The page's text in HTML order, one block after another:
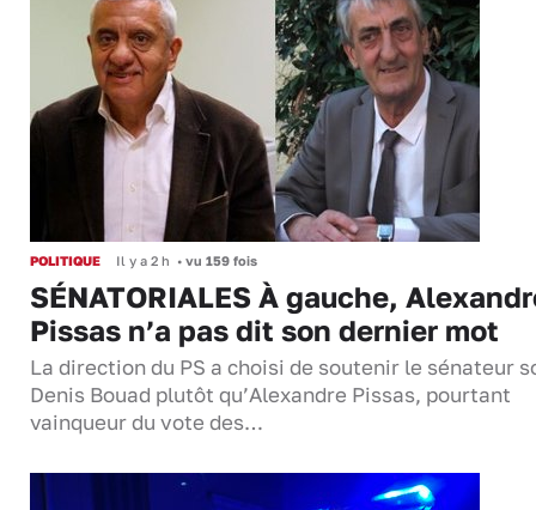
POLITIQUE Il y a 2 h • vu 159 fois
SÉNATORIALES À gauche,
Pissas n’a pas dit son dernier mot
La direction du PS a choisi de soutenir le sénateur
Denis Bouad plutôt qu’Alexandre Pissas, pourtant
vainqueur du vote des…